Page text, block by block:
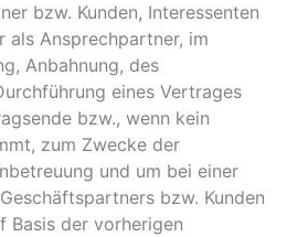
bzw. Kunden, Interessenten
als Ansprechpartner, im
Anbahnung, des
eines Vertrages
bzw., wenn kein
zum Zwecke der
und um bei einer
bzw. Kunden
Basis der vorherigen